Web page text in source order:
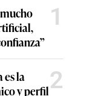
1
es la
y perfil2